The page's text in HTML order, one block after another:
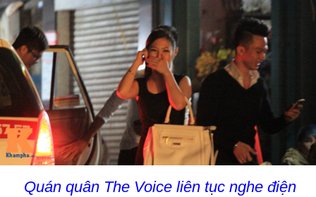
Quán quân The Voice liên tục nghe điện